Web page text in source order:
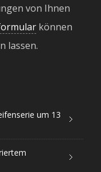
von Ihnen
können
lassen.
um 13